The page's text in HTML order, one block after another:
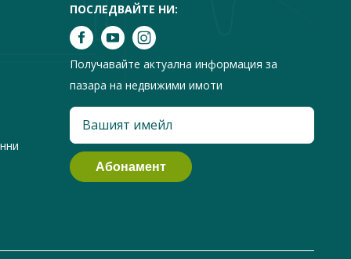
ПОСЛЕДВАЙТЕ НИ:
Получавайте актуална информация за
пазара на недвижими имоти